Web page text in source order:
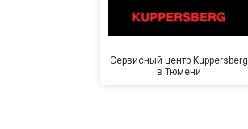
Сервисный центр Kuppersberg
в Тюмени